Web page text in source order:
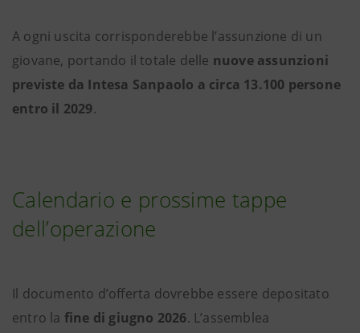
A ogni uscita corrisponderebbe l’assunzione di un
giovane, portando il totale delle nuove assunzioni
previste da Intesa Sanpaolo a circa 13.100 persone
entro il 2029.
Calendario e prossime tappe
dell’operazione
Il documento d’offerta dovrebbe essere depositato
entro la fine di giugno 2026. L’assemblea